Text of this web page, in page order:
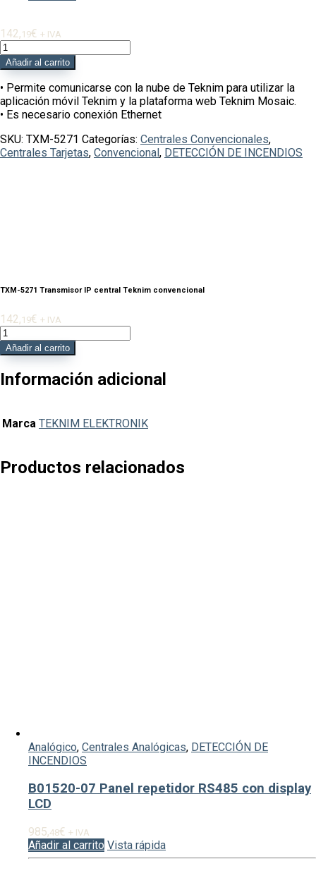
142,19€ + IVA
TXM-
5271
Transmisor
IP
central
Teknim
cantidad
Añadir al carrito
• Permite comunicarse con la nube de Teknim para utilizar la
aplicación móvil Teknim y la plataforma web Teknim Mosaic.
• Es necesario conexión Ethernet
SKU: TXM-5271 Categorías: Centrales Convencionales,
Centrales Tarjetas, Convencional, DETECCIÓN DE INCENDIOS
TXM-5271 Transmisor IP central Teknim convencional
142,19€ + IVA
TXM-
5271
Transmisor
IP
central
Añadir al carrito
Información adicional
Marca TEKNIM ELEKTRONIK
Productos relacionados
Analógico, Centrales Analógicas, DETECCIÓN DE
INCENDIOS
B01520-07 Panel repetidor RS485 con display
LCD
985,48€ + IVA
Añadir al carrito Vista rápida